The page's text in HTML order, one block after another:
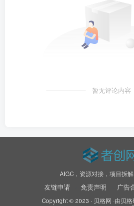
暂无评论内容
AIGC，资源对接，项目拆
友链申请 免责声明 广告
Copyright © 2023 · 贝格网 ·由贝